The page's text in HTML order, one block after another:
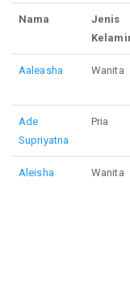
Nama
Jenis
Aaleasha Wanita
Ade
Supriyatna
Pria
Aleisha Wanita